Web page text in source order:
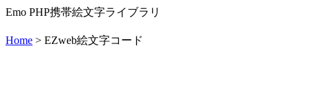
Emo PHP携帯絵文字ライブラリ
Home > EZweb絵文字コード